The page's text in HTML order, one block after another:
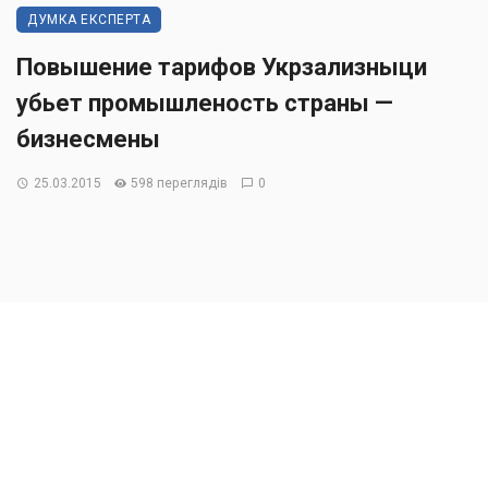
ДУМКА ЕКСПЕРТА
Повышение тарифов Укрзализныци
убьет промышленость страны —
бизнесмены
25.03.2015 598 переглядів 0